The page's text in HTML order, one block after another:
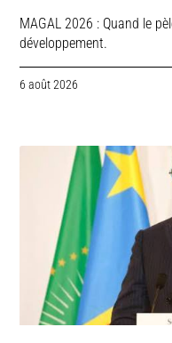
MAGAL 2026 : Quand le
développement.
6 août 2026